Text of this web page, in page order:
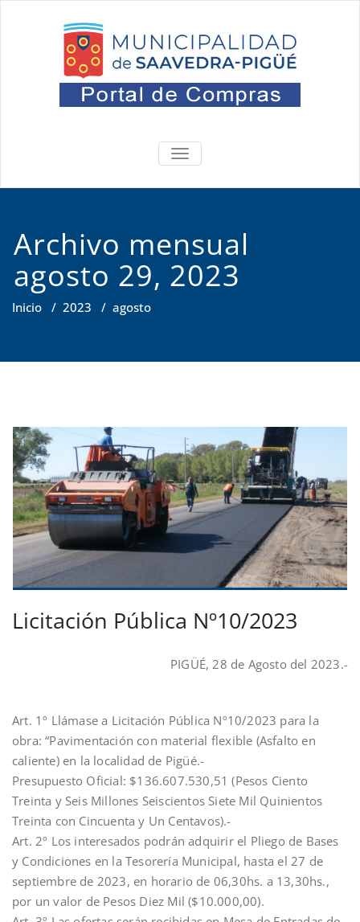
Portal
Oficina de Compras
ALTERNAR
NAVEGACIÓN
Archivo mensual
agosto 29, 2023
Inicio / 2023 / agosto
Licitación Pública Nº10/2023
PIGÜÉ, 28 de Agosto del 2023.-
Art. 1º Llámase a Licitación Pública Nº10/2023 para la
obra: “Pavimentación con material flexible (Asfalto en
caliente) en la localidad de Pigüé.-
Presupuesto Oficial: $136.607.530,51 (Pesos Ciento
Treinta y Seis Millones Seiscientos Siete Mil Quinientos
Treinta con Cincuenta y Un Centavos).-
Art. 2º Los interesados podrán adquirir el Pliego de Bases
y Condiciones en la Tesorería Municipal, hasta el 27 de
septiembre de 2023, en horario de 06,30hs. a 13,30hs.,
por un valor de Pesos Diez Mil ($10.000,00).